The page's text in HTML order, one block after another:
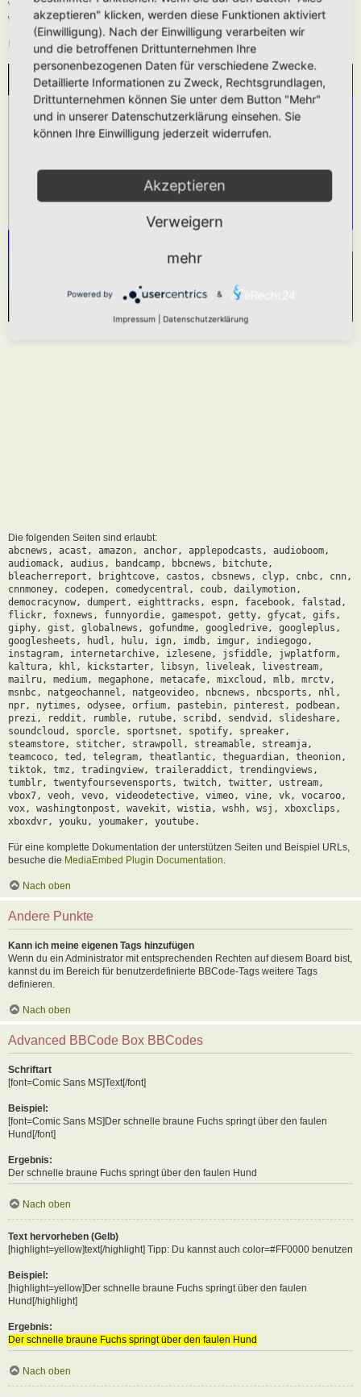
Wie oben beschrieben kann die URL auch ohne die[media]Tags verwendet
werden.
Das hier gezeigt Beispiel würde folgendes generieren:
WIR BENÖTIGEN IHRE ZUSTIMMUNG, UM
DEN YOUTUBE-SERVICE ZU LADEN!
um Videoinhalte einzubetten. Dieser Service kann
Daten zu Ihren Aktivitäten sammeln. Bitte lesen
Sie die Details durch und stimmen Sie der
Nutzung des Service zu, um dieses Video
Mehr Informationen
Powered byUsercentrics Consent Management Platform
Die folgenden Seiten sind erlaubt:
abcnews, acast, amazon, anchor, applepodcasts, audioboom,
audiomack, audius, bandcamp, bbcnews, bitchute,
bleacherreport, brightcove, castos, cbsnews, clyp, cnbc, cnn,
cnnmoney, codepen, comedycentral, coub, dailymotion,
democracynow, dumpert, eighttracks, espn, facebook, falstad,
flickr, foxnews, funnyordie, gamespot, getty, gfycat, gifs,
giphy, gist, globalnews, gofundme, googledrive, googleplus,
googlesheets, hudl, hulu, ign, imdb, imgur, indiegogo,
instagram, internetarchive, izlesene, jsfiddle, jwplatform,
kaltura, khl, kickstarter, libsyn, liveleak, livestream,
mailru, medium, megaphone, metacafe, mixcloud, mlb, mrctv,
msnbc, natgeochannel, natgeovideo, nbcnews, nbcsports, nhl,
npr, nytimes, odysee, orfium, pastebin, pinterest, podbean,
prezi, reddit, rumble, rutube, scribd, sendvid, slideshare,
soundcloud, sporcle, sportsnet, spotify, spreaker,
steamstore, stitcher, strawpoll, streamable, streamja,
teamcoco, ted, telegram, theatlantic, theguardian, theonion,
tiktok, tmz, tradingview, traileraddict, trendingviews,
tumblr, twentyfoursevensports, twitch, twitter, ustream,
vbox7, veoh, vevo, videodetective, vimeo, vine, vk, vocaroo,
vox, washingtonpost, wavekit, wistia, wshh, wsj, xboxclips,
xboxdvr, youku, youmaker, youtube.
Für eine komplette Dokumentation der unterstützen Seiten und Beispiel URLs,
besuche die MediaEmbed Plugin Documentation.
Nach oben
Andere Punkte
Kann ich meine eigenen Tags hinzufügen
Wenn du ein Administrator mit entsprechenden Rechten auf diesem Board bist,
kannst du im Bereich für benutzerdefinierte BBCode-Tags weitere Tags
definieren.
Nach oben
Advanced BBCode Box BBCodes
Schriftart
[font=Comic Sans MS]Text[/font]
Beispiel:
[font=Comic Sans MS]Der schnelle braune Fuchs springt über den faulen
Hund[/font]
Ergebnis:
Der schnelle braune Fuchs springt über den faulen Hund
Nach oben
Text hervorheben (Gelb)
[highlight=yellow]text[/highlight] Tipp: Du kannst auch color=#FF0000 benutzen
Beispiel:
[highlight=yellow]Der schnelle braune Fuchs springt über den faulen
Hund[/highlight]
Ergebnis:
Der schnelle braune Fuchs springt über den faulen Hund
Nach oben
akzeptieren" klicken, werden diese Funktionen aktiviert
(Einwilligung). Nach der Einwilligung verarbeiten wir
und die betroffenen Drittunternehmen Ihre
personenbezogenen Daten für verschiedene Zwecke.
Detaillierte Informationen zu Zweck, Rechtsgrundlagen,
Drittunternehmen können Sie unter dem Button "Mehr"
und in unserer Datenschutzerklärung einsehen. Sie
können Ihre Einwilligung jederzeit widerrufen.
Akzeptieren
Verweigern
mehr
Powered by &
Impressum Datenschutzerklärung